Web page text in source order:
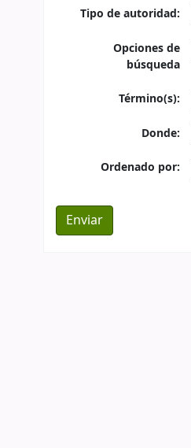
Tipo de autoridad:
Opciones de
búsqueda
Término(s):
Donde:
Ordenado por: